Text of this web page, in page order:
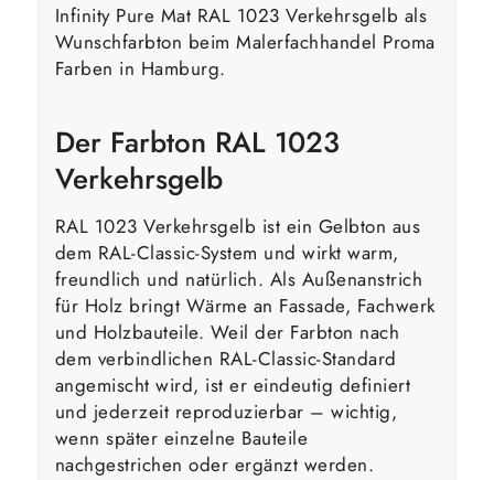
Infinity Pure Mat RAL 1023 Verkehrsgelb als
Wunschfarbton beim Malerfachhandel Proma
Farben in Hamburg.
Der Farbton RAL 1023
Verkehrsgelb
RAL 1023 Verkehrsgelb ist ein Gelbton aus
dem RAL-Classic-System und wirkt warm,
freundlich und natürlich. Als Außenanstrich
für Holz bringt Wärme an Fassade, Fachwerk
und Holzbauteile. Weil der Farbton nach
dem verbindlichen RAL-Classic-Standard
angemischt wird, ist er eindeutig definiert
und jederzeit reproduzierbar – wichtig,
wenn später einzelne Bauteile
nachgestrichen oder ergänzt werden.